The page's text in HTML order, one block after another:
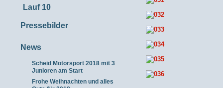
Lauf 10
Pressebilder
News
Scheid Motorsport 2018 mit 3
Junioren am Start
Frohe Weihnachten und alles